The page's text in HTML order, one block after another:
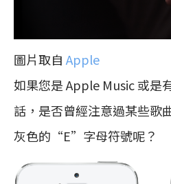
圖片取自 Apple
如果您是 Apple Music 或是
話，是否曾經注意過某些歌
灰色的“E”字母符號呢？